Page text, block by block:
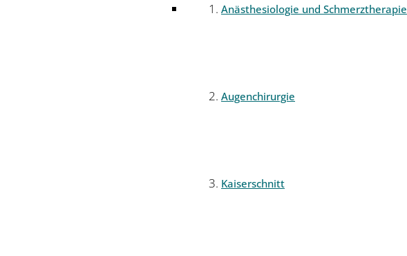
Anästhesiologie und Schmerztherapie
Augenchirurgie
Kaiserschnitt